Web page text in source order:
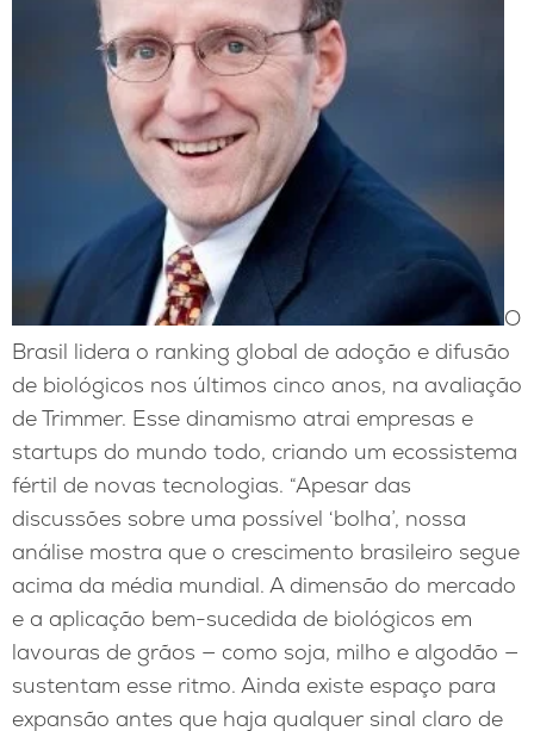
O
Brasil lidera o ranking global de adoção e difusão
de biológicos nos últimos cinco anos, na avaliação
de Trimmer. Esse dinamismo atrai empresas e
startups do mundo todo, criando um ecossistema
fértil de novas tecnologias. “Apesar das
discussões sobre uma possível ‘bolha’, nossa
análise mostra que o crescimento brasileiro segue
acima da média mundial. A dimensão do mercado
e a aplicação bem-sucedida de biológicos em
lavouras de grãos — como soja, milho e algodão —
sustentam esse ritmo. Ainda existe espaço para
expansão antes que haja qualquer sinal claro de